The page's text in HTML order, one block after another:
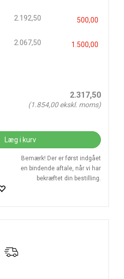
2.192,50 500,00
2.067,50 1.500,00
2.317,50
(1.854,00ekskl. moms)
Læg i kurv
Bemærk! Der er først indgået
en bindende aftale, når vi har
bekræftet din bestilling.